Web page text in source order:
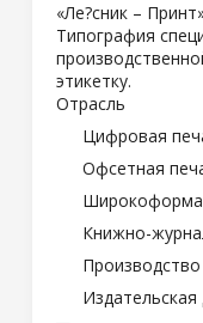
«Ле?сник –
Типография
этикетку.
Отрасль
Цифровая
Офсетная
Книжно-